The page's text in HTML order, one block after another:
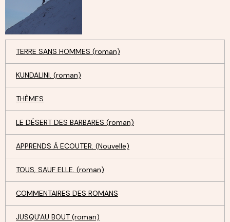
TERRE SANS HOMMES (roman)
KUNDALINI. (roman)
THÈMES
LE DÉSERT DES BARBARES (roman)
APPRENDS À ECOUTER. (Nouvelle)
TOUS, SAUF ELLE. (roman)
COMMENTAIRES DES ROMANS
JUSQU'AU BOUT (roman)